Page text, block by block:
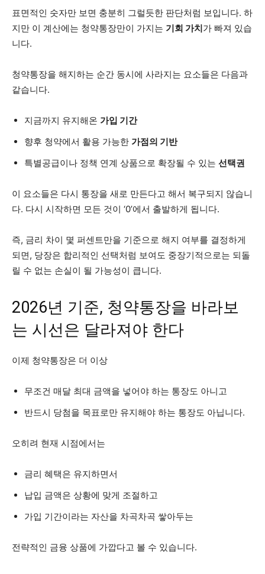
표면적인 숫자만 보면 충분히 그럴듯한 판단처럼 보입니다. 하
지만 이 계산에는 청약통장만이 가지는 기회 가치가 빠져 있습
니다.
청약통장을 해지하는 순간 동시에 사라지는 요소들은 다음과
같습니다.
지금까지 유지해온 가입 기간
향후 청약에서 활용 가능한 가점의 기반
특별공급이나 정책 연계 상품으로 확장될 수 있는 선택권
이 요소들은 다시 통장을 새로 만든다고 해서 복구되지 않습니
다. 다시 시작하면 모든 것이 ‘0’에서 출발하게 됩니다.
즉, 금리 차이 몇 퍼센트만을 기준으로 해지 여부를 결정하게
되면, 당장은 합리적인 선택처럼 보여도 중장기적으로는 되돌
릴 수 없는 손실이 될 가능성이 큽니다.
2026년 기준, 청약통장을 바라보
는 시선은 달라져야 한다
이제 청약통장은 더 이상
무조건 매달 최대 금액을 넣어야 하는 통장도 아니고
반드시 당첨을 목표로만 유지해야 하는 통장도 아닙니다.
오히려 현재 시점에서는
금리 혜택은 유지하면서
납입 금액은 상황에 맞게 조절하고
가입 기간이라는 자산을 차곡차곡 쌓아두는
전략적인 금융 상품에 가깝다고 볼 수 있습니다.